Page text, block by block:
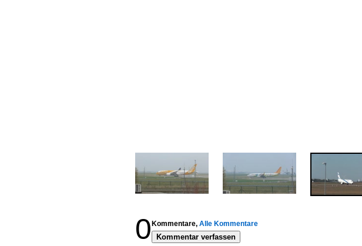
0 Kommentare, Alle Kommentare
Kommentar verfassen